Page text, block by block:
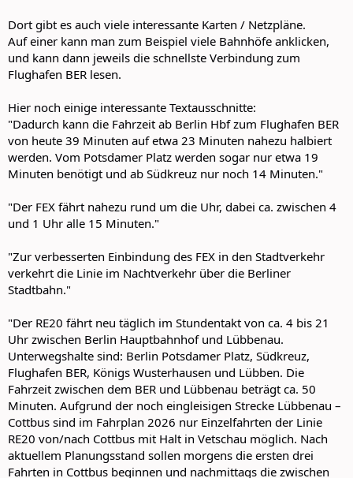
Dort gibt es auch viele interessante Karten / Netzpläne.
Auf einer kann man zum Beispiel viele Bahnhöfe anklicken,
und kann dann jeweils die schnellste Verbindung zum
Flughafen BER lesen.
Hier noch einige interessante Textausschnitte:
"Dadurch kann die Fahrzeit ab Berlin Hbf zum Flughafen BER
von heute 39 Minuten auf etwa 23 Minuten nahezu halbiert
werden. Vom Potsdamer Platz werden sogar nur etwa 19
Minuten benötigt und ab Südkreuz nur noch 14 Minuten."
"Der FEX fährt nahezu rund um die Uhr, dabei ca. zwischen 4
und 1 Uhr alle 15 Minuten."
"Zur verbesserten Einbindung des FEX in den Stadtverkehr
verkehrt die Linie im Nachtverkehr über die Berliner
Stadtbahn."
"Der RE20 fährt neu täglich im Stundentakt von ca. 4 bis 21
Uhr zwischen Berlin Hauptbahnhof und Lübbenau.
Unterwegshalte sind: Berlin Potsdamer Platz, Südkreuz,
Flughafen BER, Königs Wusterhausen und Lübben. Die
Fahrzeit zwischen dem BER und Lübbenau beträgt ca. 50
Minuten. Aufgrund der noch eingleisigen Strecke Lübbenau –
Cottbus sind im Fahrplan 2026 nur Einzelfahrten der Linie
RE20 von/nach Cottbus mit Halt in Vetschau möglich. Nach
aktuellem Planungsstand sollen morgens die ersten drei
Fahrten in Cottbus beginnen und nachmittags die zwischen